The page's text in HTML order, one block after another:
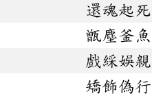
還魂起死
甑塵釜魚
戲綵娛親
矯飾偽行